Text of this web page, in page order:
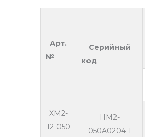
Арт.
№
Серийный
код
ХМ2-
12-050
HM2-
050A0204-1